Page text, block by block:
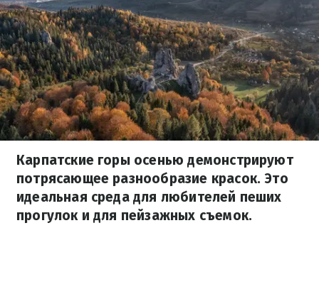
Карпатские горы осенью демонстрируют
потрясающее разнообразие красок. Это
идеальная среда для любителей пеших
прогулок и для пейзажных съемок.